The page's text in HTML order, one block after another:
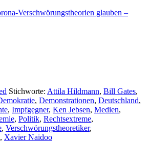
Verschwörungstheorien glauben –
Stichworte: Attila Hildmann, Bill Gates,
, Demonstrationen, Deutschland,
, Impfgegner, Ken Jebsen, Medien,
, Politik, Rechtsextreme,
, Verschwörungstheoretiker,
, Xavier Naidoo